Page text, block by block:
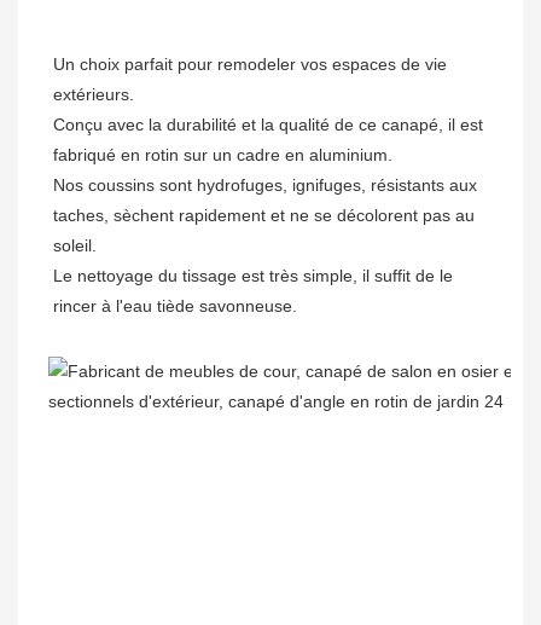
Un choix parfait pour remodeler vos espaces de vie
extérieurs.
Conçu avec la durabilité et la qualité de ce canapé, il est
fabriqué en rotin sur un cadre en aluminium.
Nos coussins sont hydrofuges, ignifuges, résistants aux
taches, sèchent rapidement et ne se décolorent pas au
soleil.
Le nettoyage du tissage est très simple, il suffit de le